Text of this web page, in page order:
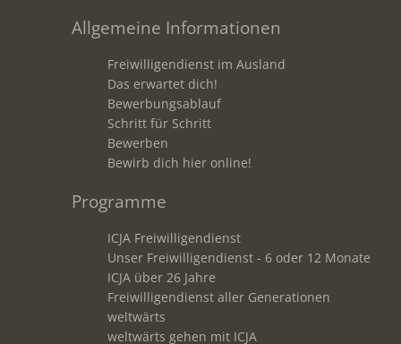
Allgemeine Informationen
Freiwilligendienst im Ausland
Das erwartet dich!
Bewerbungsablauf
Schritt für Schritt
Bewerben
Bewirb dich hier online!
Programme
ICJA Freiwilligendienst
Unser Freiwilligendienst - 6 oder 12 Monate
ICJA über 26 Jahre
Freiwilligendienst aller Generationen
weltwärts
weltwärts gehen mit ICJA